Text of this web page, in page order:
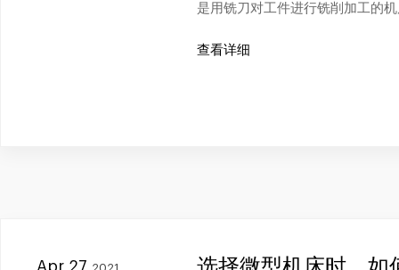
是用铣刀对工件进行铣削加工的
查看详细
Apr 27